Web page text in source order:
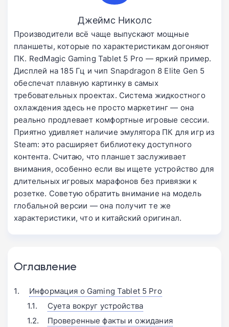
Джеймс Николс
Производители всё чаще выпускают мощные
планшеты, которые по характеристикам догоняют
ПК. RedMagic Gaming Tablet 5 Pro — яркий пример.
Дисплей на 185 Гц и чип Snapdragon 8 Elite Gen 5
обеспечат плавную картинку в самых
требовательных проектах. Система жидкостного
охлаждения здесь не просто маркетинг — она
реально продлевает комфортные игровые сессии.
Приятно удивляет наличие эмулятора ПК для игр из
Steam: это расширяет библиотеку доступного
контента. Считаю, что планшет заслуживает
внимания, особенно если вы ищете устройство для
длительных игровых марафонов без привязки к
розетке. Советую обратить внимание на модель
глобальной версии — она получит те же
характеристики, что и китайский оригинал.
Оглавление
Информация о Gaming Tablet 5 Pro
Суета вокруг устройства
Проверенные факты и ожидания